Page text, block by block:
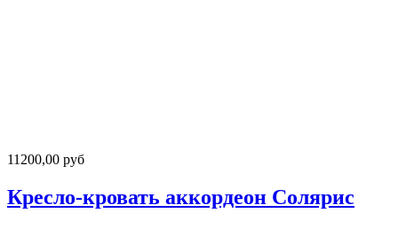
11200,00 руб
Кресло-кровать аккордеон Солярис